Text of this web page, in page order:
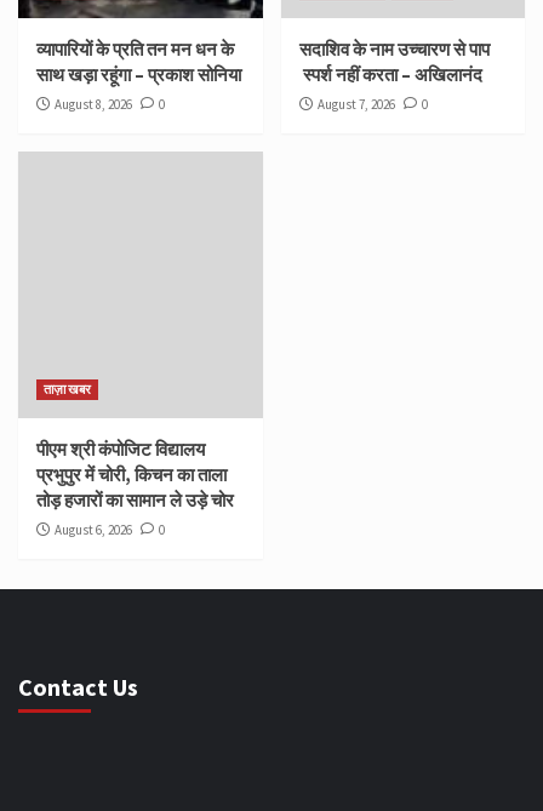
व्यापारियों के प्रति तन मन धन के
साथ खड़ा रहूंगा – प्रकाश सोनिया
August 8, 2026 0
सदाशिव के नाम उच्चारण से पाप
स्पर्श नहीं करता – अखिलानंद
August 7, 2026 0
ताज़ा खबर
पीएम श्री कंपोजिट विद्यालय
प्रभुपुर में चोरी, किचन का ताला
तोड़ हजारों का सामान ले उड़े चोर
August 6, 2026 0
Contact Us